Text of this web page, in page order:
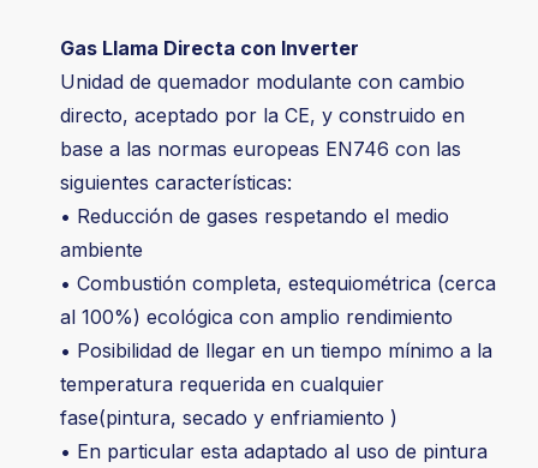
Gas Llama Directa con Inverter
Unidad de quemador modulante con cambio
directo, aceptado por la CE, y construido en
base a las normas europeas EN746 con las
siguientes características:
• Reducción de gases respetando el medio
ambiente
• Combustión completa, estequiométrica (cerca
al 100%) ecológica con amplio rendimiento
• Posibilidad de llegar en un tiempo mínimo a la
temperatura requerida en cualquier
fase(pintura, secado y enfriamiento )
• En particular esta adaptado al uso de pintura